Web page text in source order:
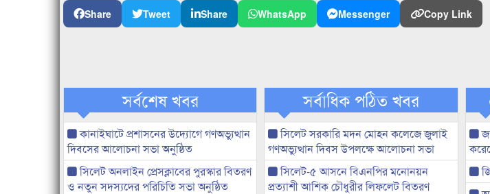
Share Tweet Share WhatsApp Messenger Copy Link
সর্বশেষ খবর
কানাইঘাটে প্রশাসনের উদ্যোগে গণঅভ্যুত্থান
দিবসের আলোচনা সভা অনুষ্ঠিত
সিলেট অনলাইন প্রেসক্লাবের পুরস্কার বিতরণ
ও নতুন সদস্যদের পরিচিতি সভা অনুষ্ঠিত
সর্বাধিক পঠিত খবর
সিলেট সরকারি মদন মোহন কলেজে জুলাই
গণঅভ্যুত্থান দিবস উপলক্ষে আলোচনা সভা
সিলেট-৫ আসনে বিএনপির মনোনয়ন
প্রত্যাশী আশিক চৌধুরীর লিফলেট বিতরণ